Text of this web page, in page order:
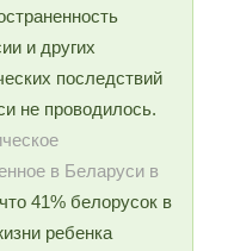
и других
последствий
не проводилось.
в Беларуси в
41% белорусок в
ребенка